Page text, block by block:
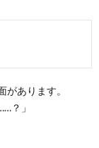
あります。
？」